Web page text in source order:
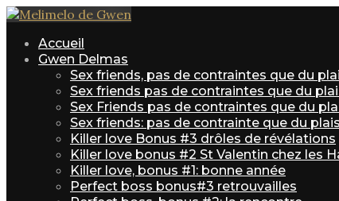
Accueil
Gwen Delmas
Sex friends, pas de contraintes que du
Sex friends pas de contraintes que du
Sex Friends pas de contraintes que du
Sex friends: pas de contrainte que du
Killer love Bonus #3 drôles de révélations
Killer love bonus #2 St Valentin chez les
Killer love, bonus #1: bonne année
Perfect boss bonus#3 retrouvailles